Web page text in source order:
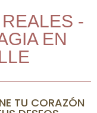
-
EN
TU CORAZÓN